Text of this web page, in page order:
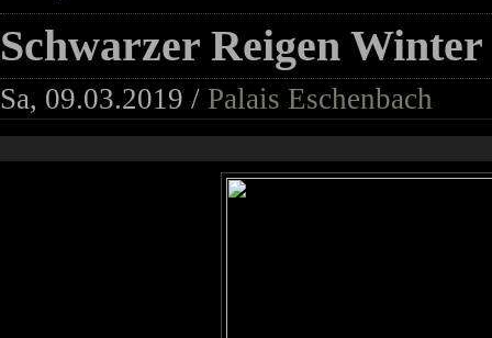
Schwarzer Reigen
Sa, 09.03.2019 / Palais Eschenbach